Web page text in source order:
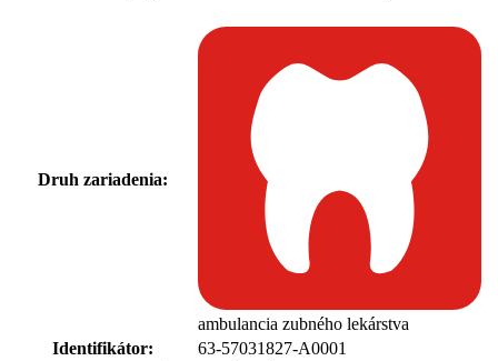
Druh zariadenia:
ambulancia zubného lekárstva
Identifikátor:
63-57031827-A0001